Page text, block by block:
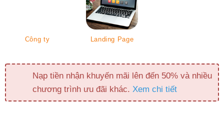
Công ty Landing Page
Nạp tiền nhận khuyến mãi lên đến 50% và nhiều
chương trình ưu đãi khác. Xem chi tiết